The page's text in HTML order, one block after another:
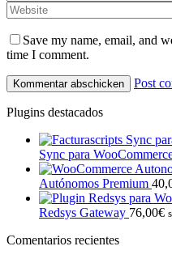
Save my name, email, and
time I comment.
Post
Plugins destacados
Sync para
Autónomos Premium
Redsys Gateway 76,00€
Comentarios recientes